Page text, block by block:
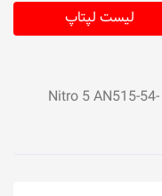
لیست لپتاپ
لپ تاپ گیمینگ 15.6 اینچ ایسر مدل Nitro 5 AN515-54-